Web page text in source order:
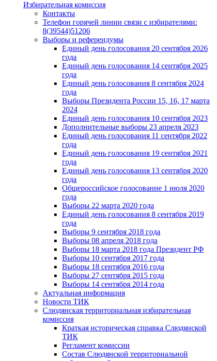
Избирательная комиссия
Контакты
Телефон горячей линии связи с избирателями:
8(39544)51206
Выборы и референдумы
Единый день голосования 20 сентября 2026
года
Единый день голосования 14 сентября 2025
года
Единый день голосования 8 сентября 2024
года
Выборы Президента России 15, 16, 17 марта
2024
Единый день голосования 10 сентября 2023
Дополнительные выборы 23 апреля 2023
Единый день голосования 11 сентября 2022
года
Единый день голосования 19 сентября 2021
года
Единый день голосования 13 сентября 2020
года
Общероссийское голосование 1 июля 2020
года
Выборы 22 марта 2020 года
Единый день голосования 8 сентября 2019
года
Выборы 9 сентября 2018 года
Выборы 08 апреля 2018 года
Выборы 18 марта 2018 года Президент РФ
Выборы 10 сентября 2017 года
Выборы 18 сентября 2016 года
Выборы 27 сентября 2015 года
Выборы 14 сентября 2014 года
Актуальная информация
Новости ТИК
Слюдянская территориальная избирательная
комиссия
Краткая историческая справка Слюдянской
ТИК
Регламент комиссии
Состав Слюдянской территориальной